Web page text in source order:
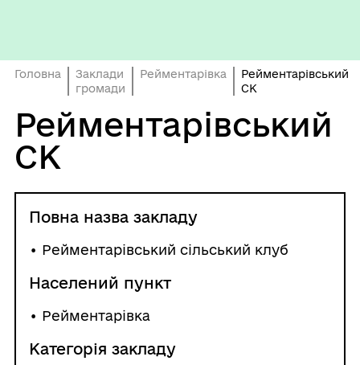
Головна
Заклади
громади
Рейментарівка
Рейментарівський
СК
Рейментарівський
СК
Повна назва закладу
• Рейментарівський сільський клуб
Населений пункт
• Рейментарівка
Категорія закладу